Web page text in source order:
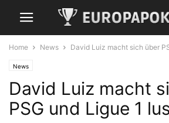
Home News David Luiz macht sich über
News
David Luiz macht
PSG und Ligue 1